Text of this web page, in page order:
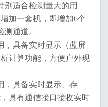
别适合检测量大的用
加一套机，即增加6个
通道。
，具备实时显示（蓝屏
计算功能，方便户外现
，具备实时显示、存
具有通信接口接收实时